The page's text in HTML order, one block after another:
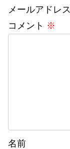
メールアドレ
コメント ※
名前